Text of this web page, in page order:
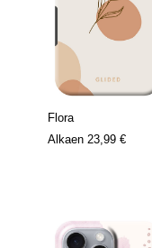
Flora
Alkaen 23,99 €